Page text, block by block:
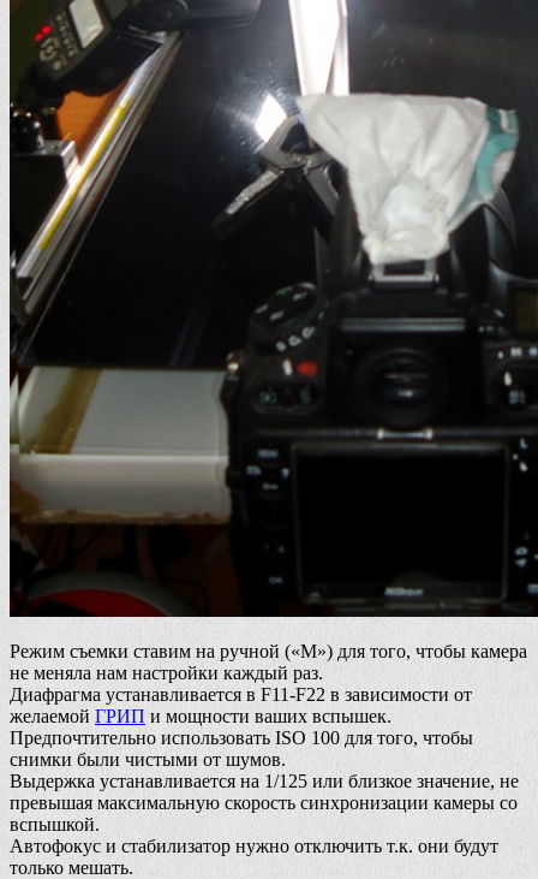
Режим съемки ставим на ручной («М») для того, чтобы камера
не меняла нам настройки каждый раз.
Диафрагма устанавливается в F11-F22 в зависимости от
желаемой ГРИП и мощности ваших вспышек.
Предпочтительно использовать ISO 100 для того, чтобы
снимки были чистыми от шумов.
Выдержка устанавливается на 1/125 или близкое значение, не
превышая максимальную скорость синхронизации камеры со
вспышкой.
Автофокус и стабилизатор нужно отключить т.к. они будут
только мешать.